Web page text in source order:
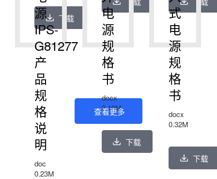
下载
源
IPS-
G81277
产
品
规
格
说
明
doc
0.23M
电
源
规
格
书
docx
3.19M
下载
式
电
源
规
格
书
docx
0.32M
下载
查看更多